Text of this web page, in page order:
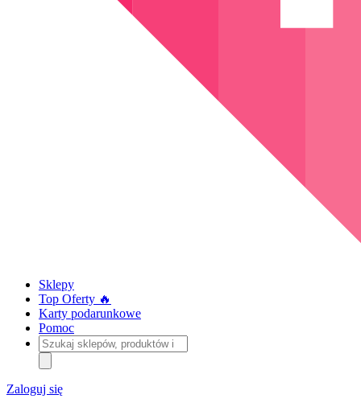
Sklepy
Top Oferty 🔥
Karty podarunkowe
Pomoc
Szukaj
sklepów,
produktów
i
kategorii
Zaloguj się